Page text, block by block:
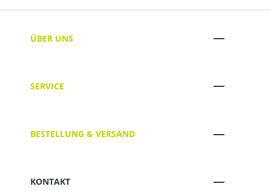
ÜBER UNS
SERVICE
BESTELLUNG & VERSAND
KONTAKT